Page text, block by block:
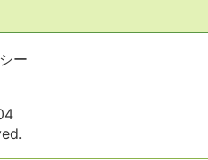
ー